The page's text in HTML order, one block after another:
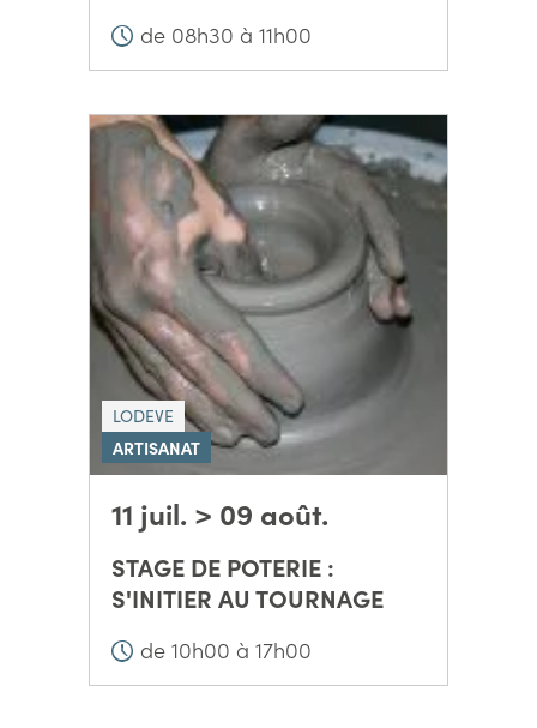
de 08h30 à 11h00
LODEVE
ARTISANAT
11 juil. > 09 août.
STAGE DE POTERIE :
S'INITIER AU TOURNAGE
de 10h00 à 17h00